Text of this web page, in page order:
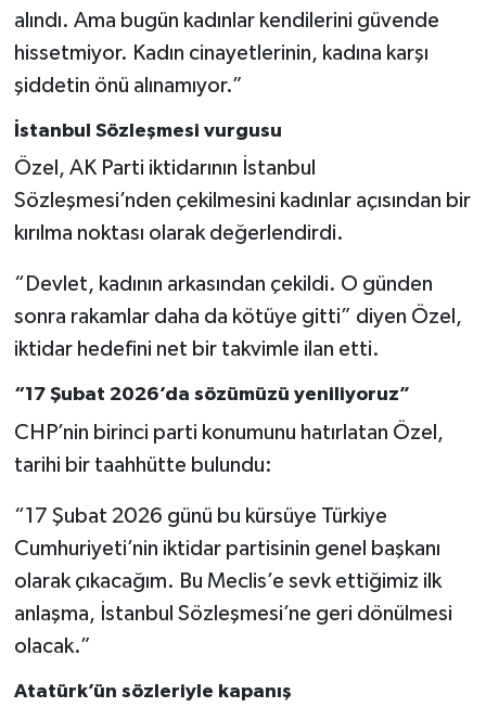
alındı. Ama bugün kadınlar kendilerini güvende
hissetmiyor. Kadın cinayetlerinin, kadına karşı
şiddetin önü alınamıyor.”
İstanbul Sözleşmesi vurgusu
Özel, AK Parti iktidarının İstanbul
Sözleşmesi’nden çekilmesini kadınlar açısından bir
kırılma noktası olarak değerlendirdi.
“Devlet, kadının arkasından çekildi. O günden
sonra rakamlar daha da kötüye gitti” diyen Özel,
iktidar hedefini net bir takvimle ilan etti.
“17 Şubat 2026’da sözümüzü yeniliyoruz”
CHP’nin birinci parti konumunu hatırlatan Özel,
tarihi bir taahhütte bulundu:
“17 Şubat 2026 günü bu kürsüye Türkiye
Cumhuriyeti’nin iktidar partisinin genel başkanı
olarak çıkacağım. Bu Meclis’e sevk ettiğimiz ilk
anlaşma, İstanbul Sözleşmesi’ne geri dönülmesi
olacak.”
Atatürk’ün sözleriyle kapanış